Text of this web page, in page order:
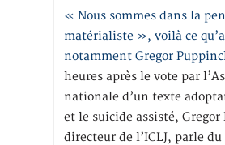
« Nous sommes dans la
matérialiste », voilà ce
notamment Gregor
heures après le vote par
nationale d’un texte
et le suicide assisté, Gregor
directeur de l’ICLJ, parle